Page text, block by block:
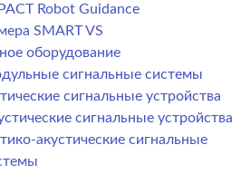
Robot Guidance
SMART VS
оборудование
сигнальные системы
сигнальные устройства
сигнальные устройства
акустические сигнальные